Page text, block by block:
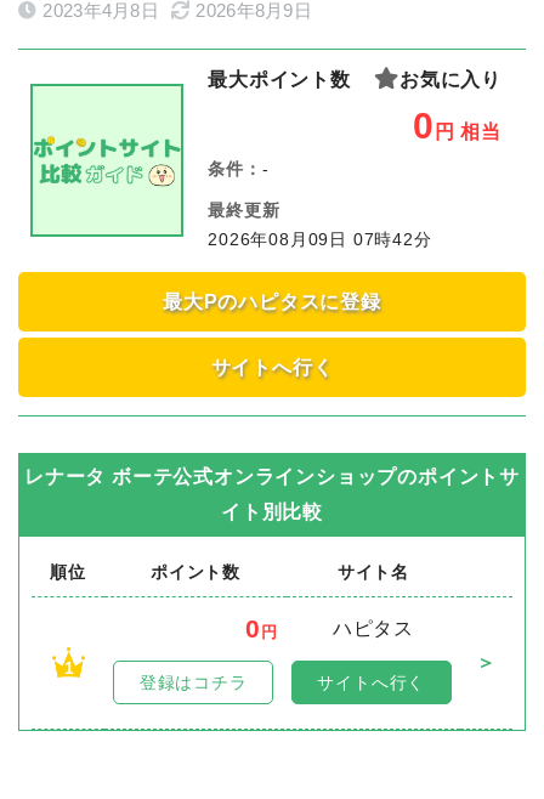
2023年4月8日 2026年8月9日
最大ポイント数 お気に入り
0 円 相当
条件： -
最終更新
2026年08月09日 07時42分
最大Pのハピタスに登録
サイトへ行く
レナータ ボーテ公式オンラインショップのポイントサ
イト別比較
順位 ポイント数 サイト名
1
0 円
ハピタス
＞
登録はコチラ サイトへ行く